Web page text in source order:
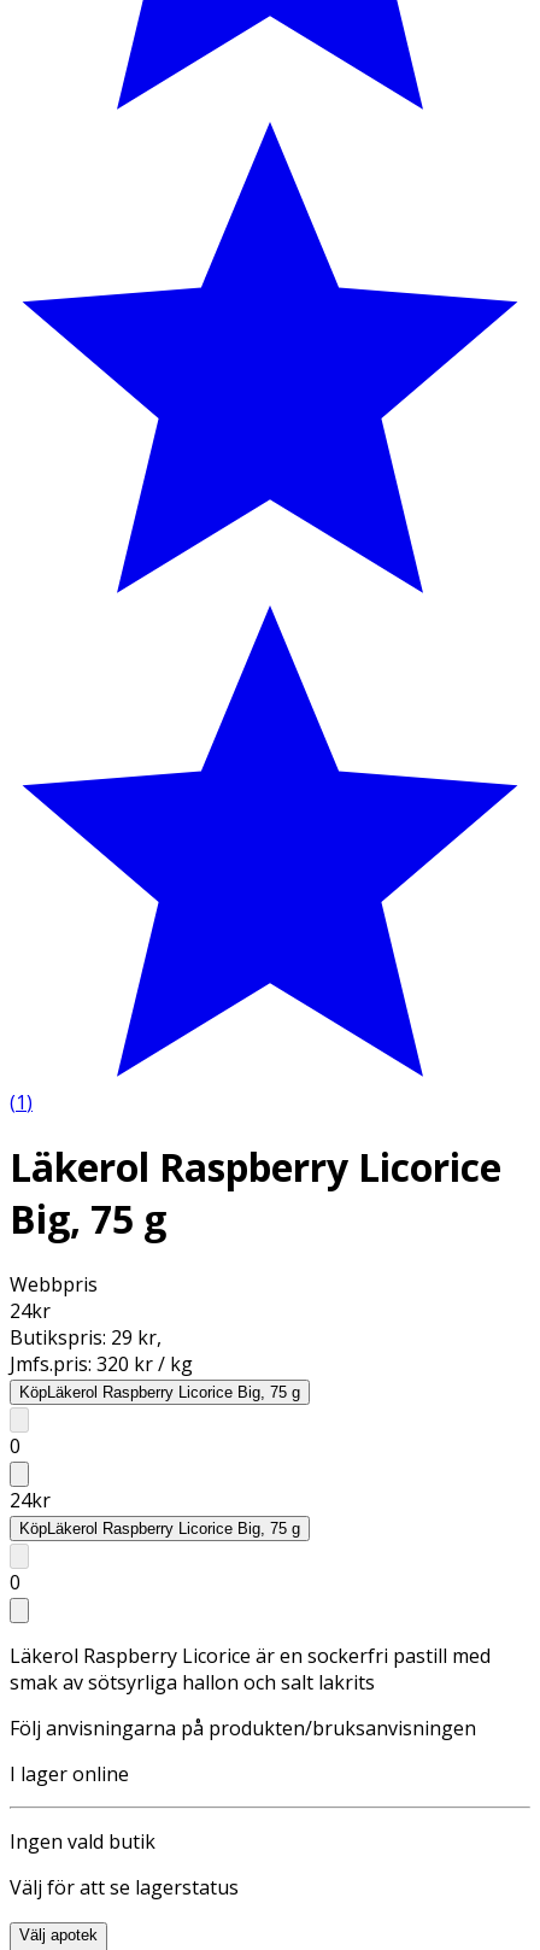
(1)
Läkerol Raspberry Licorice
Big, 75 g
Webbpris
24kr
Butikspris: 29 kr,
Jmfs.pris: 320 kr / kg
KöpLäkerol Raspberry Licorice Big, 75 g
0
24kr
KöpLäkerol Raspberry Licorice Big, 75 g
0
Läkerol Raspberry Licorice är en sockerfri pastill med
smak av sötsyrliga hallon och salt lakrits
Följ anvisningarna på produkten/bruksanvisningen
I lager online
Ingen vald butik
Välj för att se lagerstatus
Välj apotek